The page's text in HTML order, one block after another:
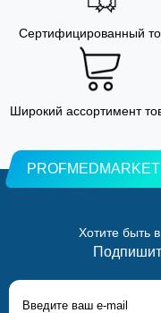
Сертифицированный
Широкий ассортимент
PROFMEDMARKET
Хотите быть